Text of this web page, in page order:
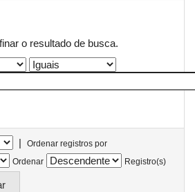
o resultado de busca.
|
Ordenar registros por
Ordenar
Registro(s)